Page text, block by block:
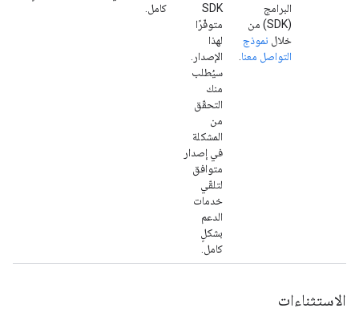
البرامج
(SDK) من
خلال نموذج
التواصل معنا.
SDK
متوفّرًا
لهذا
الإصدار.
سيُطلب
منك
التحقّق
من
المشكلة
في إصدار
متوافق
لتلقّي
خدمات
الدعم
بشكلٍ
كامل.
كامل.
الاستثناءات